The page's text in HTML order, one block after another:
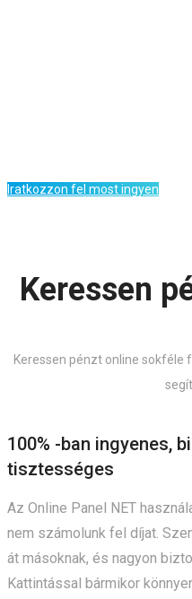
Iratkozzon fel most ingyen
Keressen
Keressen pénzt online sokféle
100% -ban ingyenes,
tisztességes
Az Online Panel NET
nem számolunk fel díjat.
át másoknak, és nagyon
Kattintással bármikor